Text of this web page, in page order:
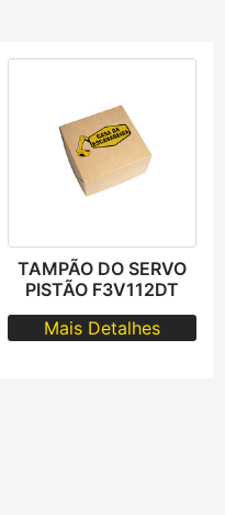
TAMPÃO DO SERVO
PISTÃO F3V112DT
Mais Detalhes